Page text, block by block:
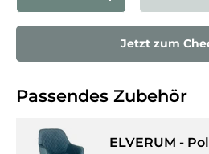
Jetzt zum
Passendes Zubehör
ELVERUM -